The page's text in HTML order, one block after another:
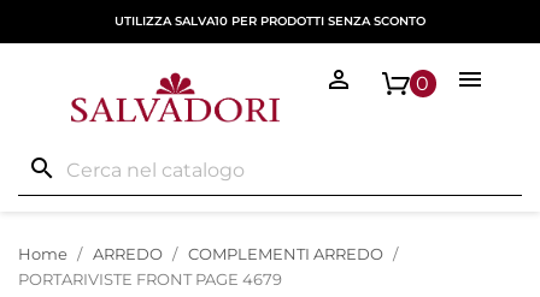
UTILIZZA SALVA10 PER PRODOTTI SENZA SCONTO
search

0

Home ARREDO
COMPLEMENTI ARREDO
PORTARIVISTE FRONT PAGE 4679